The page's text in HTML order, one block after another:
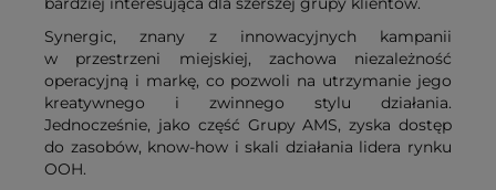
Synergic, znany z innowacyjnych kampanii
w przestrzeni miejskiej, zachowa niezależność
operacyjną i markę, co pozwoli na utrzymanie jego
kreatywnego i zwinnego stylu działania.
Jednocześnie, jako część Grupy AMS, zyska dostęp
do zasobów, know-how i skali działania lidera rynku
OOH.